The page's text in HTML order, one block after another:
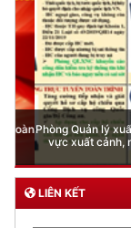
Phòng Quản lý xuất
vực xuất cảnh,
LIÊN KẾT